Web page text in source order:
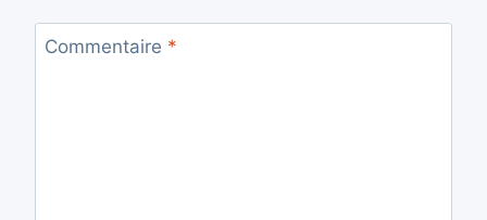
Commentaire *